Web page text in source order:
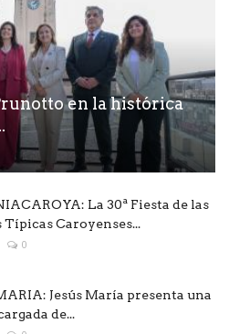
en la histórica
La 30ª Fiesta de las
Típicas Caroyenses...
0
Jesús María presenta una
de...